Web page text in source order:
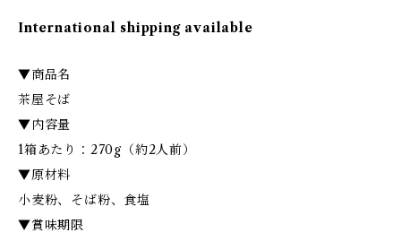
International shipping available
▼商品名
茶屋そば
▼内容量
1箱あたり：270g（約2人前）
▼原材料
小麦粉、そば粉、食塩
▼賞味期限